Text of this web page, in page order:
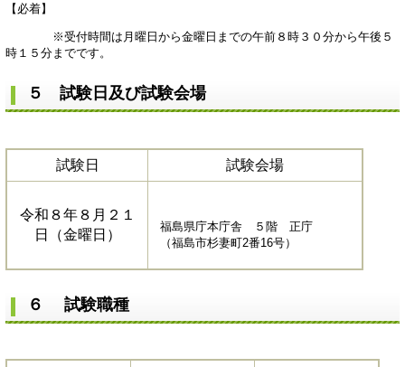
【必着】
※受付時間は月曜日から金曜日までの午前８時３０分から午後５
時１５分までです。
５ 試験日及び試験会場
試験日 試験会場
令和８年８月２１
日（金曜日）
福島県庁本庁舎 ５階 正庁
（福島市杉妻町2番16号）
６ 試験職種